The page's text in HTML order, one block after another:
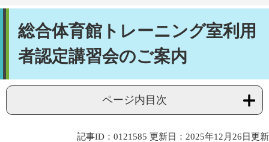
文
総合体育館トレーニング室利用
者認定講習会のご案内
ページ内目次
記事ID：0121585 更新日：2025年12月26日更新